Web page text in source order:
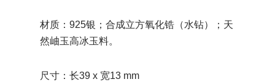
材质：925银；合成立方氧化锆（水钻）；天
然岫玉高冰玉料。
尺寸：长39 x 宽13 mm